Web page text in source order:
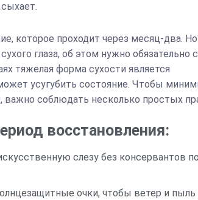
которое проходит через месяц-два. Но
глаза, об этом нужно обязательно
тяжелая форма сухости является
усугубить состояние. Чтобы
важно соблюдать несколько простых
восстановления:
слезу без консервантов
очки, чтобы ветер и пыль